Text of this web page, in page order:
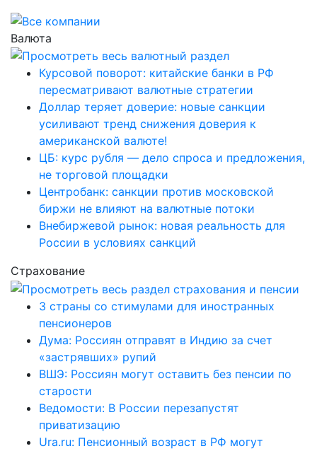
Валюта
Курсовой поворот: китайские банки в РФ
пересматривают валютные стратегии
Доллар теряет доверие: новые санкции
усиливают тренд снижения доверия к
американской валюте!
ЦБ: курс рубля — дело спроса и предложения,
не торговой площадки
Центробанк: санкции против московской
биржи не влияют на валютные потоки
Внебиржевой рынок: новая реальность для
России в условиях санкций
Страхование
3 страны со стимулами для иностранных
пенсионеров
Дума: Россиян отправят в Индию за счет
«застрявших» рупий
ВШЭ: Россиян могут оставить без пенсии по
старости
Ведомости: В России перезапустят
приватизацию
Ura.ru: Пенсионный возраст в РФ могут